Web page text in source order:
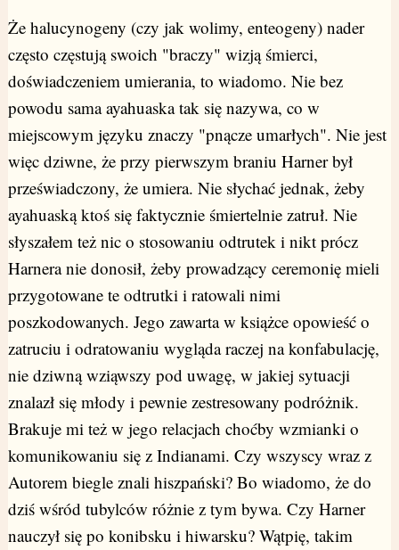
Że halucynogeny (czy jak wolimy, enteogeny) nader
często częstują swoich "braczy" wizją śmierci,
doświadczeniem umierania, to wiadomo. Nie bez
powodu sama ayahuaska tak się nazywa, co w
miejscowym języku znaczy "pnącze umarłych". Nie jest
więc dziwne, że przy pierwszym braniu Harner był
przeświadczony, że umiera. Nie słychać jednak, żeby
ayahuaską ktoś się faktycznie śmiertelnie zatruł. Nie
słyszałem też nic o stosowaniu odtrutek i nikt prócz
Harnera nie donosił, żeby prowadzący ceremonię mieli
przygotowane te odtrutki i ratowali nimi
poszkodowanych. Jego zawarta w książce opowieść o
zatruciu i odratowaniu wygląda raczej na konfabulację,
nie dziwną wziąwszy pod uwagę, w jakiej sytuacji
znalazł się młody i pewnie zestresowany podróżnik.
Brakuje mi też w jego relacjach choćby wzmianki o
komunikowaniu się z Indianami. Czy wszyscy wraz z
Autorem biegle znali hiszpański? Bo wiadomo, że do
dziś wśród tubylców różnie z tym bywa. Czy Harner
nauczył się po konibsku i hiwarsku? Wątpię, takim